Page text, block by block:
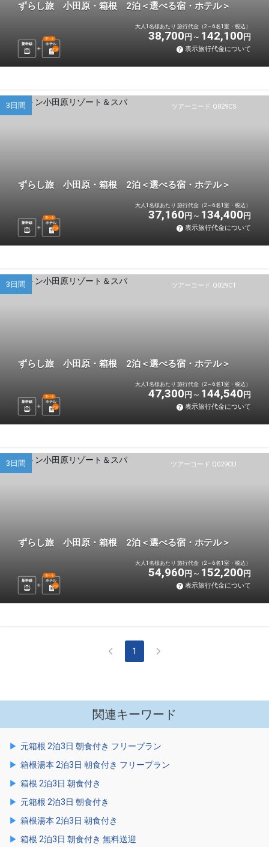
ずらし旅 小田原・箱根 2泊＜選べる宿・ホテル＞
新幹線 ホテル
選べる
2泊
大人1名様あたり 旅行代金（2～6名1室・税込）
38,700 円 142,100 円
表示旅行代金について
ツアーコード Q029CS
3日間
ずらし旅 小田原・箱根 2泊＜選べる宿・ホテル＞
新幹線 ホテル
選べる
2泊
大人1名様あたり 旅行代金（2～6名1室・税込）
37,160 円 134,400 円
表示旅行代金について
ツアーコード Q029CT
3日間
ずらし旅 小田原・箱根 2泊＜選べる宿・ホテル＞
新幹線 ホテル
選べる
2泊
大人1名様あたり 旅行代金（2～6名1室・税込）
47,300 円 144,540 円
表示旅行代金について
ツアーコード Q029CU
3日間
ずらし旅 小田原・箱根 2泊＜選べる宿・ホテル＞
新幹線 ホテル
選べる
2泊
大人1名様あたり 旅行代金（2～6名1室・税込）
54,960 円 152,200 円
表示旅行代金について
1
関連キーワード
元箱根 2泊3日 朝食付き フリープラン
箱根湯本 2泊3日 朝食付き フリープラン
箱根 2泊3日 朝食付き
元箱根 2泊3日 朝食付き
箱根湯本 2泊3日 朝食付き
箱根 2泊3日 朝食付き 無料送迎